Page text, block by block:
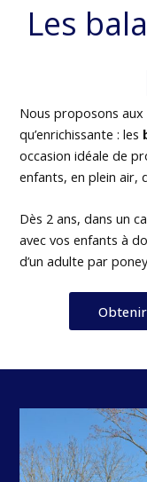
Les
Nous proposons aux
qu’enrichissante : les
occasion idéale de
enfants, en plein air,
Dès 2 ans, dans un
avec vos enfants à
d’un adulte par